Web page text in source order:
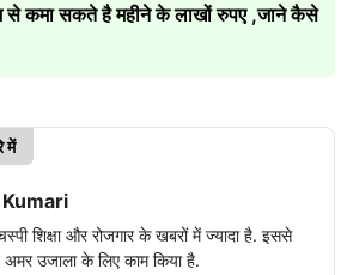
से कमा सकते है महीने के लाखों रुपए ,जाने कैसे
में
शिक्षा और रोजगार के खबरों में ज्यादा है. इससे
उजाला के लिए काम किया है.